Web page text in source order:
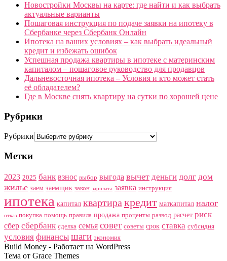
Новостройки Москвы на карте: где найти и как выбрать
актуальные варианты
Пошаговая инструкция по подаче заявки на ипотеку в
Сбербанке через Сбербанк Онлайн
Ипотека на ваших условиях – как выбрать идеальный
кредит и избежать ошибок
Успешная продажа квартиры в ипотеке с материнским
капиталом – пошаговое руководство для продавцов
Дальневосточная ипотека – Условия и кто может стать
её обладателем?
Где в Москве снять квартиру на сутки по хорошей цене
Рубрики
Рубрики
Метки
2023 2025 банк взнос выбор выгода вычет деньги долг дом
жилье заем заемщик закон зарплата заявка инструкция
ипотека капитал квартира кредит маткапитал налог
отказ покупка помощь правила продажа проценты развод расчет риск
сбер сбербанк сделка семья совет советы срок ставка субсидия
условия финансы шаги экономия
Build Money - Работает на WordPress
Тема от Grace Themes